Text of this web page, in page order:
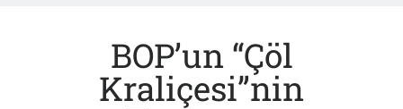
BOP’un “Çöl
Kraliçesi”nin